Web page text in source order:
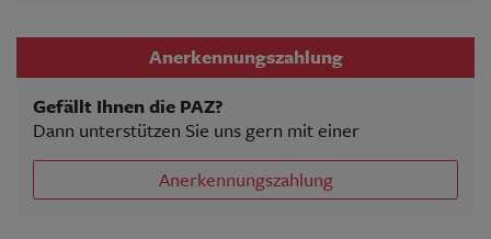
Anerkennungszahlung
Gefällt Ihnen die PAZ?
Dann unterstützen Sie uns gern mit einer
Anerkennungszahlung